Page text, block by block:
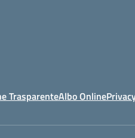
TrasparenteAlbo Online